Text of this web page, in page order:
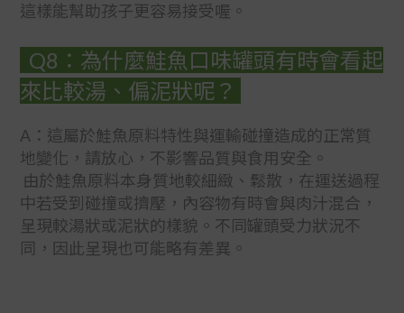
這樣能幫助孩子更容易接受喔。
Q8：為什麼鮭魚口味罐頭有時會看起
來比較湯、偏泥狀呢？
A： 這屬於鮭魚原料特性與運輸碰撞造成的正常質
地變化，請放心，不影響品質與食用安全。
由於鮭魚原料本身質地較細緻、鬆散，在運送過程
中若受到碰撞或擠壓，內容物有時會與肉汁混合，
呈現較湯狀或泥狀的樣貌。不同罐頭受力狀況不
同，因此呈現也可能略有差異。